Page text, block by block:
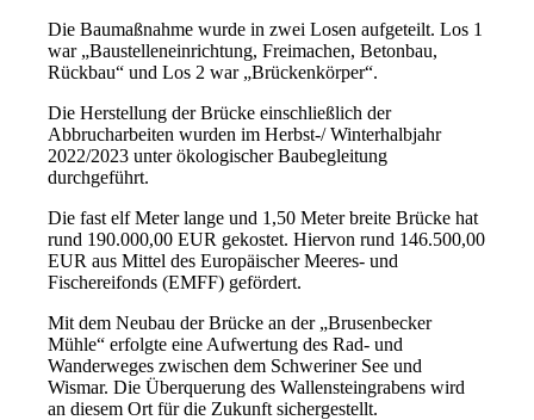
Die Baumaßnahme wurde in zwei Losen aufgeteilt. Los 1
war „Baustelleneinrichtung, Freimachen, Betonbau,
Rückbau“ und Los 2 war „Brückenkörper“.
Die Herstellung der Brücke einschließlich der
Abbrucharbeiten wurden im Herbst-/ Winterhalbjahr
2022/2023 unter ökologischer Baubegleitung
durchgeführt.
Die fast elf Meter lange und 1,50 Meter breite Brücke hat
rund 190.000,00 EUR gekostet. Hiervon rund 146.500,00
EUR aus Mittel des Europäischer Meeres- und
Fischereifonds (EMFF) gefördert.
Mit dem Neubau der Brücke an der „Brusenbecker
Mühle“ erfolgte eine Aufwertung des Rad- und
Wanderweges zwischen dem Schweriner See und
Wismar. Die Überquerung des Wallensteingrabens wird
an diesem Ort für die Zukunft sichergestellt.